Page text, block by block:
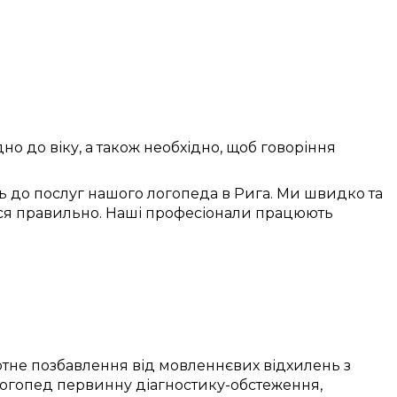
до віку, а також необхідно, щоб говоріння
до послуг нашого логопеда в Рига. Ми швидко та
правильно. Наші професіонали працюють
позбавлення від мовленнєвих відхилень з
первинну діагностику-обстеження,